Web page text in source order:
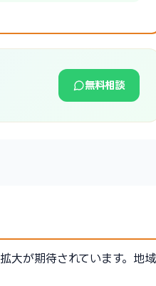
無料相談
大が期待されています。地域